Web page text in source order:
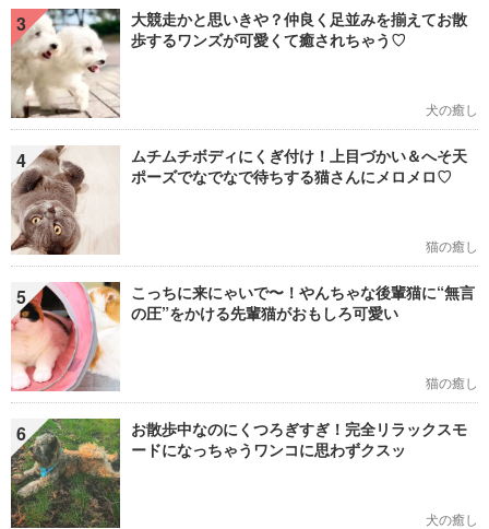
3
大競走かと思いきや？仲良く足並みを揃えてお散
歩するワンズが可愛くて癒されちゃう♡
犬の癒し
4
ムチムチボディにくぎ付け！上目づかい＆へそ天
ポーズでなでなで待ちする猫さんにメロメロ♡
猫の癒し
5
こっちに来にゃいで〜！やんちゃな後輩猫に“無言
の圧”をかける先輩猫がおもしろ可愛い
猫の癒し
6
お散歩中なのにくつろぎすぎ！完全リラックスモ
ードになっちゃうワンコに思わずクスッ
犬の癒し